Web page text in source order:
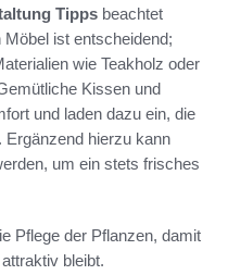
Tipps beachtet
ist entscheidend;
wie Teakholz oder
Kissen und
und laden dazu ein, die
Ergänzend hierzu kann
um ein stets frisches
Pflege der Pflanzen, damit
bleibt.